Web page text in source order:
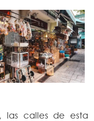
las calles de esta